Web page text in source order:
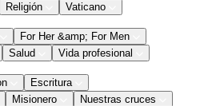
Religión Vaticano
For Her &amp; For Men
Salud Vida profesional
Escritura
Misionero
Nuestras cruces